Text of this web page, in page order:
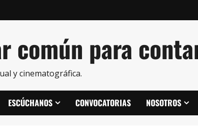
común para
y cinematográfica.
ESCÚCHANOS CONVOCATORIAS NOSOTROS